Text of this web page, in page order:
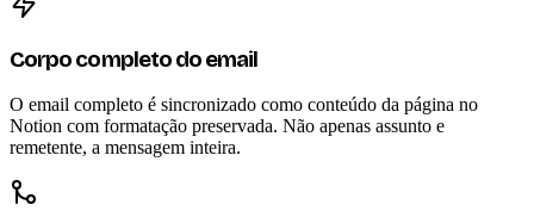
Corpo completo do email
O email completo é sincronizado como conteúdo da página no
Notion com formatação preservada. Não apenas assunto e
remetente, a mensagem inteira.